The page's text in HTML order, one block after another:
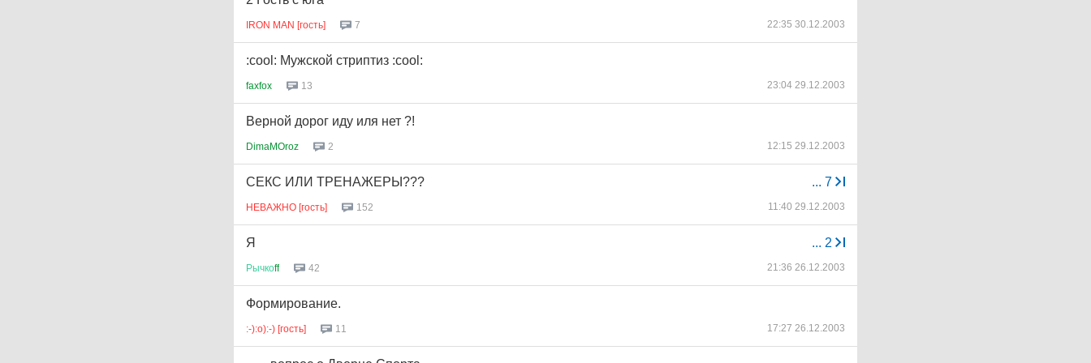
IRON MAN [гость] 7 22:35 30.12.2003
:cool: Мужской стриптиз :cool:
faxfox 13 23:04 29.12.2003
Верной дорог иду иля нет ?!
DimaMOroz 2 12:15 29.12.2003
... 7
СЕКС ИЛИ ТРЕНАЖЕРЫ???
НЕВАЖНО [гость] 152 11:40 29.12.2003
... 2
Я
Рычкоff 42 21:36 26.12.2003
Формирование.
:-):о):-) [гость] 11 17:27 26.12.2003